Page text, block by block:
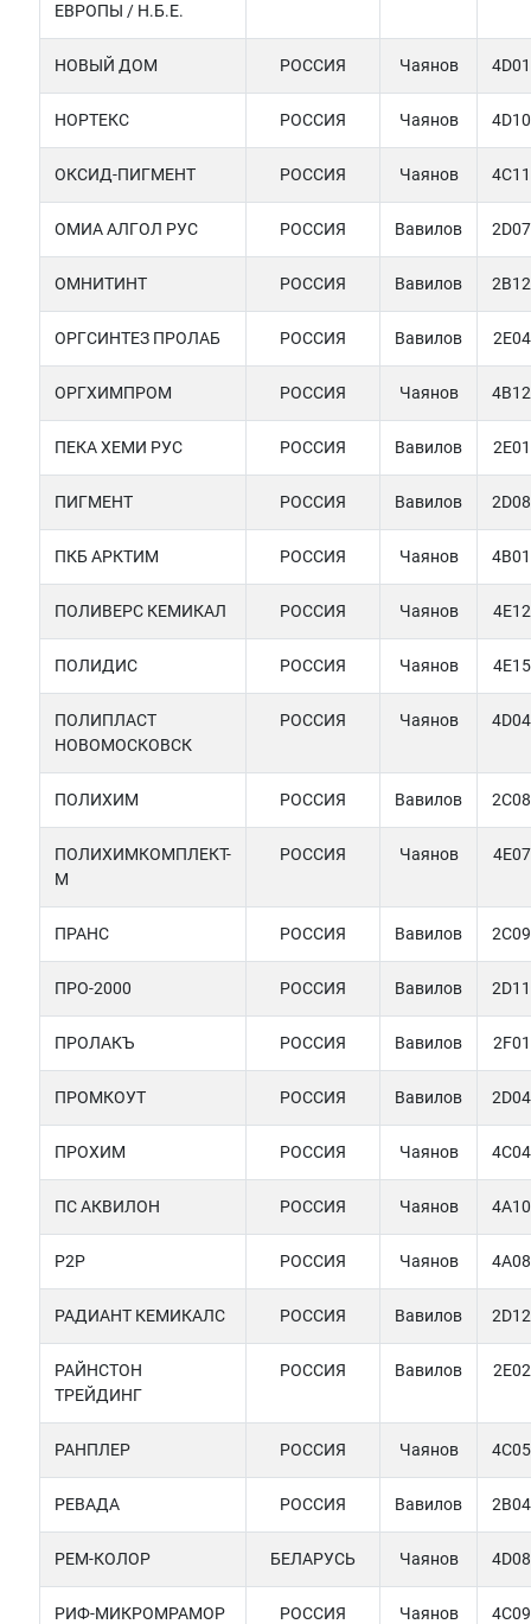
ЕВРОПЫ / Н.Б.Е.
НОВЫЙ ДОМ РОССИЯ Чаянов
НОРТЕКС РОССИЯ Чаянов
ОКСИД-ПИГМЕНТ РОССИЯ Чаянов
ОМИА АЛГОЛ РУС РОССИЯ Вавилов
ОМНИТИНТ РОССИЯ Вавилов
ОРГСИНТЕЗ ПРОЛАБ РОССИЯ Вавилов
ОРГХИМПРОМ РОССИЯ Чаянов
ПЕКА ХЕМИ РУС РОССИЯ Вавилов
ПИГМЕНТ РОССИЯ Вавилов
ПКБ АРКТИМ РОССИЯ Чаянов
ПОЛИВЕРС КЕМИКАЛ РОССИЯ Чаянов
ПОЛИДИС РОССИЯ Чаянов
ПОЛИПЛАСТ
НОВОМОСКОВСК
РОССИЯ Чаянов
ПОЛИХИМ РОССИЯ Вавилов
ПОЛИХИМКОМПЛЕКТ-
М
РОССИЯ Чаянов
ПРАНС РОССИЯ Вавилов
ПРО-2000 РОССИЯ Вавилов
ПРОЛАКЪ РОССИЯ Вавилов
ПРОМКОУТ РОССИЯ Вавилов
ПРОХИМ РОССИЯ Чаянов
ПС АКВИЛОН РОССИЯ Чаянов
Р2Р РОССИЯ Чаянов
РАДИАНТ КЕМИКАЛС РОССИЯ Вавилов
РАЙНСТОН
ТРЕЙДИНГ
РОССИЯ Вавилов
РАНПЛЕР РОССИЯ Чаянов
РЕВАДА РОССИЯ Вавилов
РЕМ-КОЛОР БЕЛАРУСЬ Чаянов
РИФ-МИКРОМРАМОР РОССИЯ Чаянов